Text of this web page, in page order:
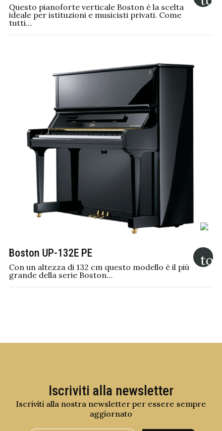
Questo pianoforte verticale Boston è la scelta
ideale per istituzioni e musicisti privati. Come
tutti…
Boston UP-132E PE
Con un altezza di 132 cm questo modello è il più
grande della serie Boston…
Iscriviti alla newsletter
Iscriviti alla nostra newsletter per essere sempre
aggiornato